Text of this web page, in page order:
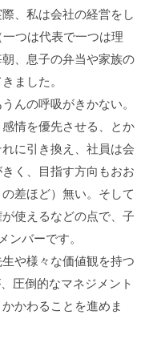
、私は会社の経営をし
つは代表で一つは理
、息子の弁当や家族の
ました。
んの呼吸がきかない。
情を優先させる、とか
に引き換え、社員は会
く、目指す方向もおお
差ほど）無い。そして
使えるなどの点で、子
ンバーです。
や様々な価値観を持つ
圧倒的なマネジメント
かわることを進めま